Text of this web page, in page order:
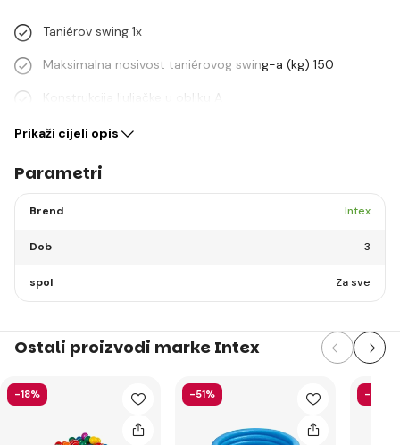
Taniérov swing 1x
Maksimalna nosivost taniérovog swing-a (kg) 150
Konstrukcija ljuljačke u obliku A
Prikaži cijeli opis
Parametri
Brend Intex
Dob 3
spol Za sve
Ostali proizvodi marke Intex
-18% -51% -40%